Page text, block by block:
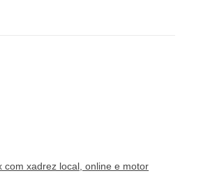
com xadrez local, online e motor